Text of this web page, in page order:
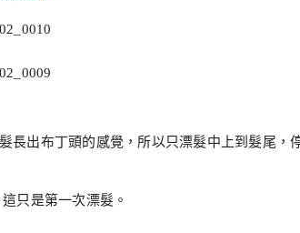
長出布丁頭的感覺，所以只漂髮中上到髮尾，
只是第一次漂髮。